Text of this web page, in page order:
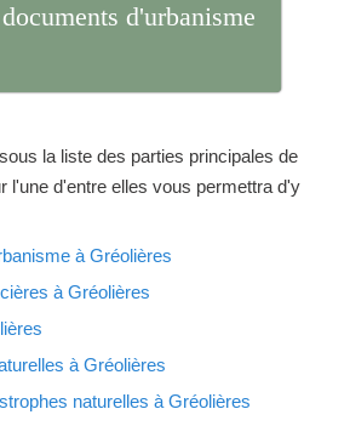
d'urbanisme
la liste des parties principales de
l'une d'entre elles vous permettra d'y
à Gréolières
à Gréolières
à Gréolières
naturelles à Gréolières